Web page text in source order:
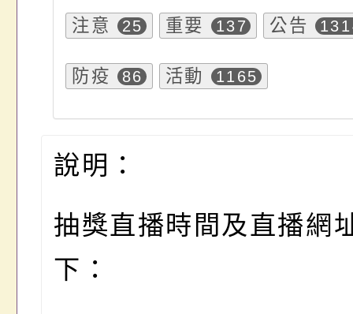
注意 25 重要 137 公告
防疫 86 活動 1165
說明：
抽獎直播時間及直播網
下：